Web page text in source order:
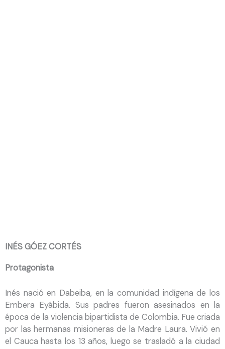
INÉS GÓEZ CORTÉS
Protagonista
Inés nació en Dabeiba, en la comunidad indígena de los
Embera Eyábida. Sus padres fueron asesinados en la
época de la violencia bipartidista de Colombia. Fue criada
por las hermanas misioneras de la Madre Laura. Vivió en
el Cauca hasta los 13 años, luego se trasladó a la ciudad